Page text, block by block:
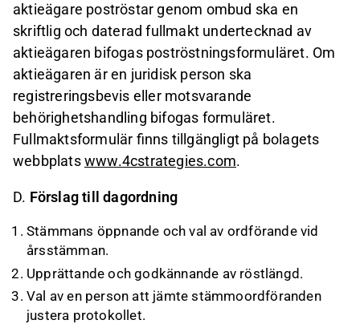
aktieägare poströstar genom ombud ska en
skriftlig och daterad fullmakt undertecknad av
aktieägaren bifogas poströstningsformuläret. Om
aktieägaren är en juridisk person ska
registreringsbevis eller motsvarande
behörighetshandling bifogas formuläret.
Fullmaktsformulär finns tillgängligt på bolagets
webbplatswww.4cstrategies.com.
D. Förslag till dagordning
Stämmans öppnande och val av ordförande vid
årsstämman.
Upprättande och godkännande av röstlängd.
Val av en person att jämte stämmoordföranden
justera protokollet.